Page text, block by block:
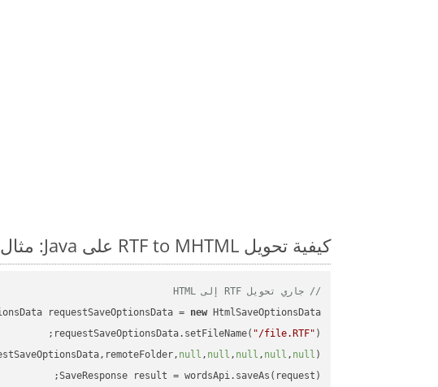
كيفية تحويل RTF to MHTML على Java: مثال للتعليمات البرمجية خطوة بخطوة
// جاري تحويل RTF إلى HTML
requestSaveOptionsData = new
requestSaveOptionsData.setFileName( "/file.RTF"
null , null , null , null , null